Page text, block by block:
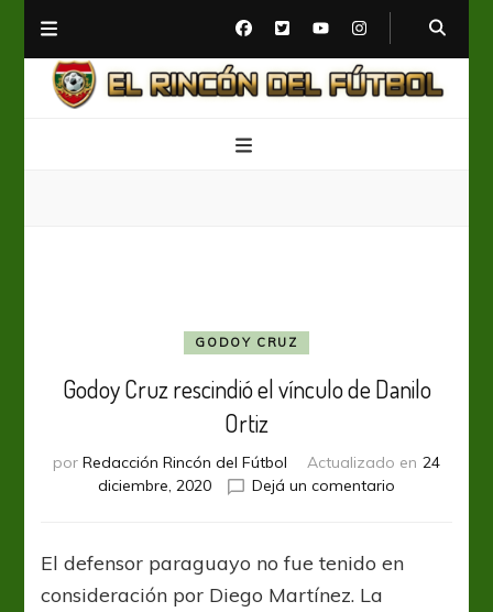
GODOY CRUZ
Godoy Cruz rescindió el vínculo de Danilo
Ortiz
por Redacción Rincón del Fútbol Actualizado en 24
diciembre, 2020
Dejá un comentario
el
El defensor paraguayo no fue tenido en
consideración por Diego Martínez. La